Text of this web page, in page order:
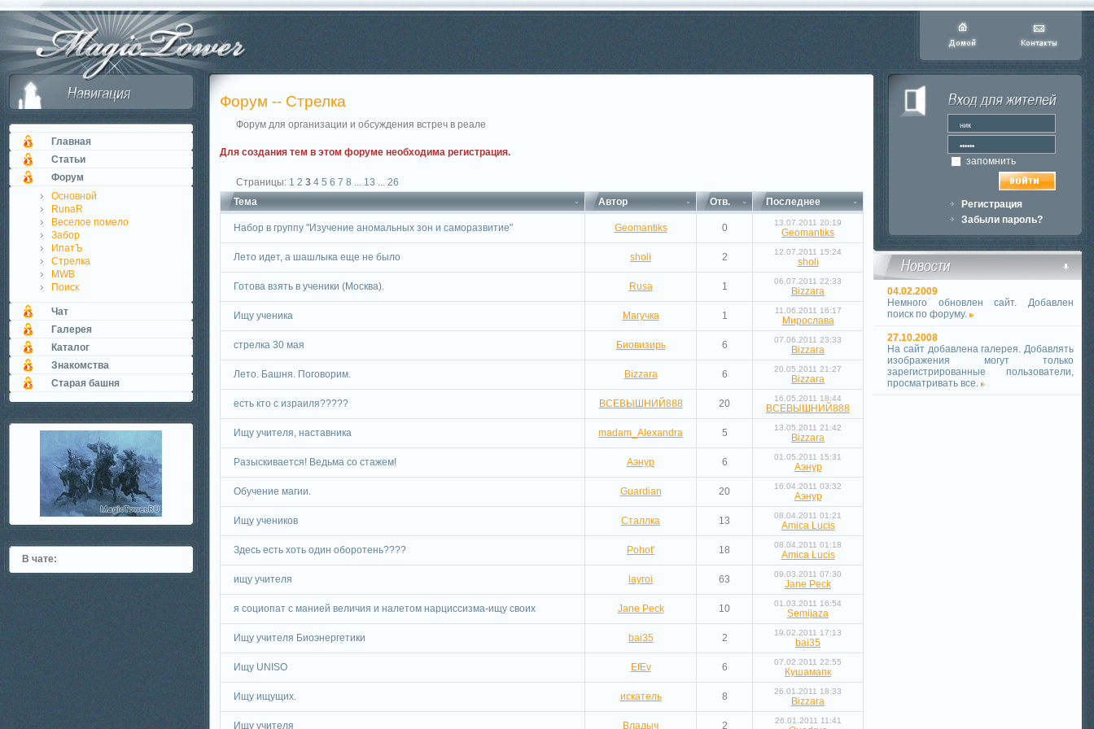
Главная
Статьи
Форум
Основной
RunaR
Веселое помело
Забор
ИпатЪ
Стрелка
MWB
Поиск
Чат
Галерея
Каталог
Знакомства
Старая башня
В чате:
Форум -- Стрелка
Форум для организации и обсуждения встреч в реале
Для создания тем в этом форуме необходима регистрация.
Страницы: 1 2 3 4 5 6 7 8 ... 13 ... 26
Тема
Автор Отв. Последнее
Набор в группу "Изучение аномальных зон и саморазвитие" Geomantiks 0 13.07.2011 20:19
Geomantiks
Лето идет, а шашлыка еще не было sholi 2 12.07.2011 15:24
sholi
Готова взять в ученики (Москва). Rusa 1 06.07.2011 22:33
Bizzara
Ищу ученика Магучка 1 11.06.2011 16:17
Мирослава
стрелка 30 мая Биовизирь 6 07.06.2011 23:33
Bizzara
Лето. Башня. Поговорим. Bizzara 6 20.05.2011 21:27
Bizzara
есть кто с израиля????? ВСЕВЫШНИЙ888 20 16.05.2011 18:44
ВСЕВЫШНИЙ888
Ищу учителя, наставника madam_Alexandra 5 13.05.2011 21:42
Bizzara
Разыскивается! Ведьма со стажем! Аэнур 6 01.05.2011 15:31
Аэнур
Обучение магии. Guardian 20 16.04.2011 03:32
Аэнур
Ищу учеников Сталлка 13 08.04.2011 01:21
Amica Lucis
Здесь есть хоть один оборотень???? Pohot' 18 08.04.2011 01:18
Amica Lucis
ищу учителя layroi 63 09.03.2011 07:30
Jane Peck
я социопат с манией величия и налетом нарциссизма-ищу своих Jane Peck 10 01.03.2011 16:54
Semijaza
Ищу учителя Биоэнергетики bai35 2 19.02.2011 17:13
bai35
Ищу UNISO EfEv 6 07.02.2011 22:55
Кушамапк
Ищу ищущих. искатель 8 26.01.2011 18:33
Bizzara
Ищу учителя Владыч 2 26.01.2011 11:41
запомнить
Регистрация
Забыли пароль?
04.02.2009
Немного обновлен сайт. Добавлен
поиск по форуму.
27.10.2008
На сайт добавлена галерея. Добавлять
изображения могут только
зарегистрированные пользователи,
просматривать все.